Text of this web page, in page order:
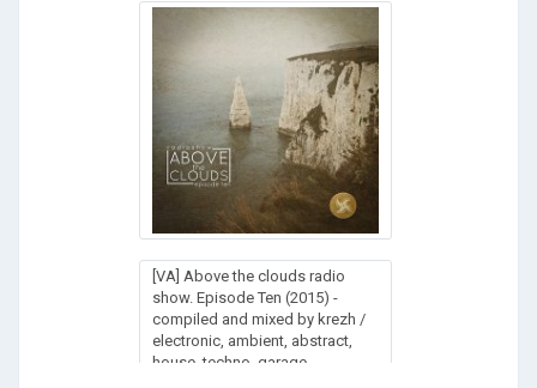
[VA] Above the clouds radio
show. Episode Ten (2015) -
compiled and mixed by krezh /
electronic, ambient, abstract,
house, techno, garage